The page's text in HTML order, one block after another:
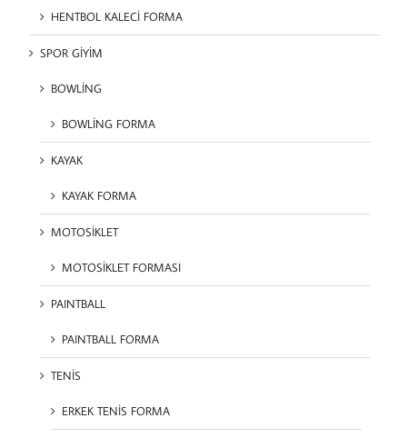
HENTBOL KALECİ FORMA
SPOR GİYİM
BOWLİNG
BOWLİNG FORMA
KAYAK
KAYAK FORMA
MOTOSİKLET
MOTOSİKLET FORMASI
PAINTBALL
PAINTBALL FORMA
TENİS
ERKEK TENİS FORMA